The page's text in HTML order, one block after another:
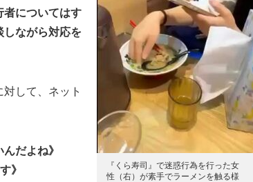
『くら寿司』で迷惑行為を行った女
性（右）が素手でラーメンを触る様
者についてはす
しながら対応を
して、ネット
だよね》
》